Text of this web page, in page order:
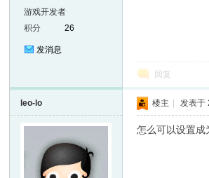
游戏开发者
积分
26
发消息
回复
leo-lo 楼主 发表于
怎么可以设置成